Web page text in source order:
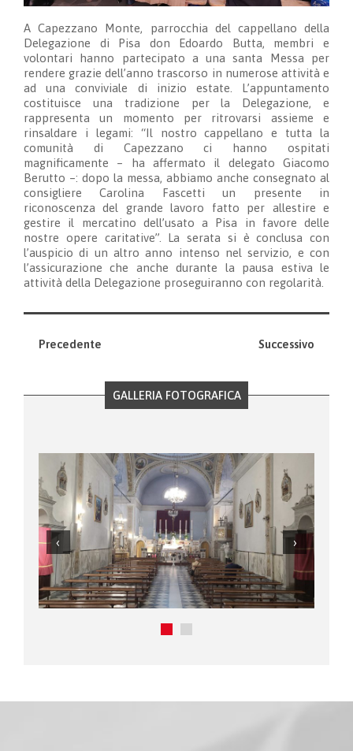
A Capezzano Monte, parrocchia del cappellano della
Delegazione di Pisa don Edoardo Butta, membri e
volontari hanno partecipato a una santa Messa per
rendere grazie dell’anno trascorso in numerose attività e
ad una conviviale di inizio estate. L’appuntamento
costituisce una tradizione per la Delegazione, e
rappresenta un momento per ritrovarsi assieme e
rinsaldare i legami: “Il nostro cappellano e tutta la
comunità di Capezzano ci hanno ospitati
magnificamente – ha affermato il delegato Giacomo
Berutto –: dopo la messa, abbiamo anche consegnato al
consigliere Carolina Fascetti un presente in
riconoscenza del grande lavoro fatto per allestire e
gestire il mercatino dell’usato a Pisa in favore delle
nostre opere caritative”. La serata si è conclusa con
l’auspicio di un altro anno intenso nel servizio, e con
l’assicurazione che anche durante la pausa estiva le
attività della Delegazione proseguiranno con regolarità.
Precedente Successivo
GALLERIA FOTOGRAFICA